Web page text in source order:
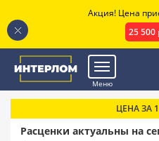
Меню
ЦЕНА ЗА
Расценки актуальны на
Акция! Цена
25 500